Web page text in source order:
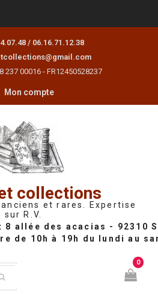
/ 06.16.71.12.38
237 00016 - FR12450528237
Mon compte
collections
et rares. Expertise
sur R.V.
0